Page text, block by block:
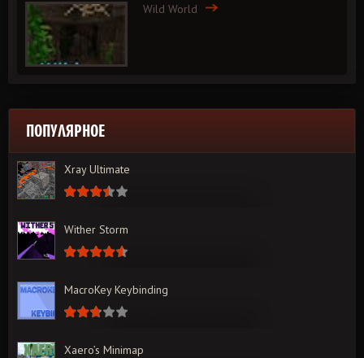
Wild World
ПОПУЛЯРНОЕ
Xray Ultimate
Wither Storm
MacroKey Keybinding
Xaero’s Minimap